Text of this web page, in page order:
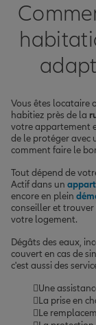
Vous êtes locataire
habitiez près de la
votre appartement
de le protéger avec
comment faire le
Tout dépend de
Actif dans un
encore en plein
conseiller et
votre logement.
Dégâts des eaux,
couvert en cas de
c'est aussi des
Une
La prise en
Le